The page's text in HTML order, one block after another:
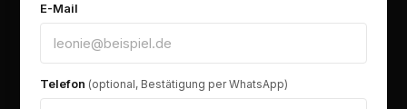
E-Mail
Telefon (optional, Bestätigung per WhatsApp)